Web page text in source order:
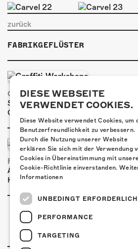
KONTAKT
ÜBER UNS
GÖNNEREI
SHOP
MITMACHEN
zurück
FABRIKGEFLÜSTER
GRAFFITI-WORKSHOPS
Spray dein eigenes Graffiti! Im
Graffiti-Workshops für Kinder und
FRISCH BESTÄTIGT: URIAH HEEP
Am Sonntag, 15. November 2026
Kulturfabrik Kofmehl!
DIESE WEBSEITE
VERWENDET COOKIES.
Diese Website verwendet Cookies, um
Benutzerfreundlichkeit zu verbessern.
Durch die Nutzung unserer Website
erklären Sie sich mit der Verwendung
Cookies in Übereinstimmung mit
Cookie-Richtlinie einverstanden.
Informationen
UNBEDINGT ERFORDERLICH
PERFORMANCE
TARGETING